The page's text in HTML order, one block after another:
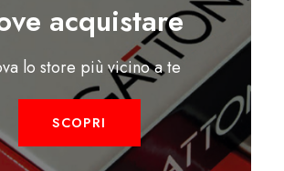
acquistare
lo store più vicino a te
SCOPRI